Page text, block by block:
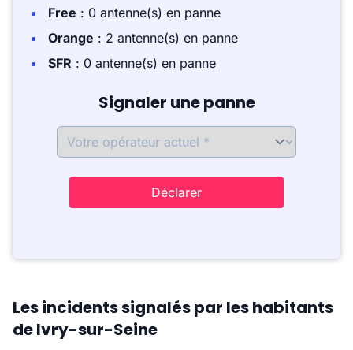
Free : 0 antenne(s) en panne
Orange : 2 antenne(s) en panne
SFR : 0 antenne(s) en panne
Signaler une panne
Déclarer
Les incidents signalés par les habitants
de Ivry-sur-Seine